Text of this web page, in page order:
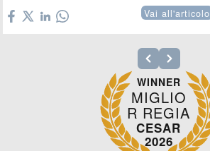
Vai all'articolo
WINNER
MIGLIO
R REGIA
CESAR
2026